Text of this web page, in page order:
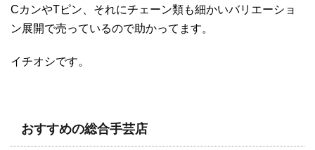
CカンやTピン、それにチェーン類も細かいバリエーショ
ン展開で売っているので助かってます。
イチオシです。
おすすめの総合手芸店